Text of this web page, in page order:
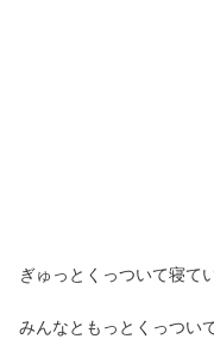
ぎゅっとくっついて寝て
みんなともっとくっつい